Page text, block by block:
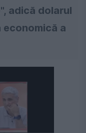
adică dolarul
a